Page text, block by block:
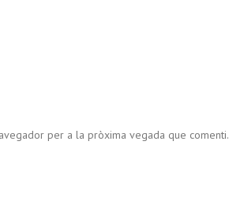
per a la pròxima vegada que comenti.